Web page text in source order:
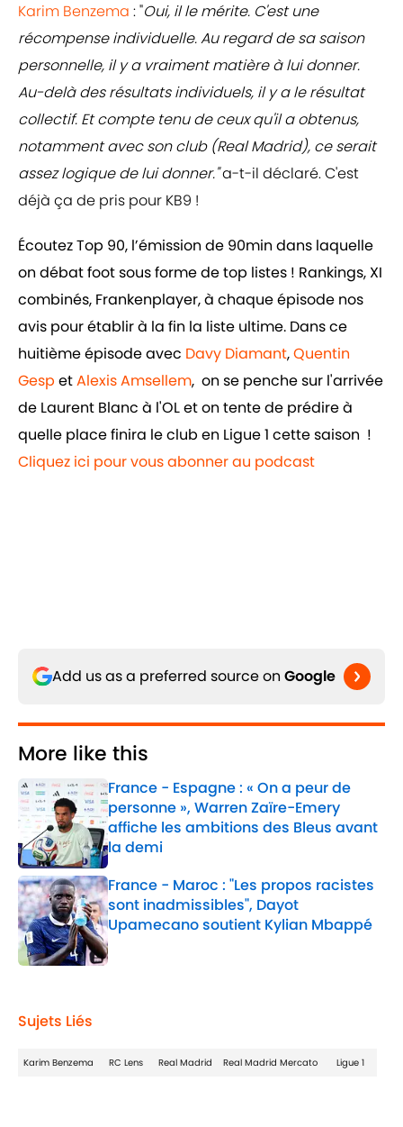
Karim Benzema : "Oui, il le mérite. C'est une
récompense individuelle. Au regard de sa saison
personnelle, il y a vraiment matière à lui donner.
Au-delà des résultats individuels, il y a le résultat
collectif. Et compte tenu de ceux qu'il a obtenus,
notamment avec son club (Real Madrid), ce serait
assez logique de lui donner."a-t-il déclaré.C'est
déjà ça de pris pour KB9 !
Écoutez Top 90, l’émission de 90min dans laquelle
on débat foot sous forme de top listes ! Rankings, XI
combinés, Frankenplayer, à chaque épisode nos
avis pour établir à la fin la liste ultime. Dans ce
huitième épisode avec Davy Diamant,Quentin
Gesp etAlexis Amsellem, on se penche sur l'arrivée
de Laurent Blanc à l'OL et on tente de prédire à
quelle place finira le club en Ligue 1 cette saison !
Cliquez ici pour vous abonner au podcast
Add us as a preferred source on Google
More like this
France - Espagne : « On a peur de
personne », Warren Zaïre-Emery
affiche les ambitions des Bleus avant
la demi
Published by on Invalid Date
France - Maroc : "Les propos racistes
sont inadmissibles", Dayot
Upamecano soutient Kylian Mbappé
Published by on Invalid Date
Sujets Liés
Karim Benzema RC Lens Real Madrid Real Madrid Mercato Ligue 1